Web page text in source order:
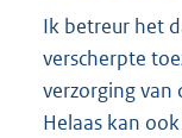
Ik betreur het
verscherpte
verzorging van
Helaas kan